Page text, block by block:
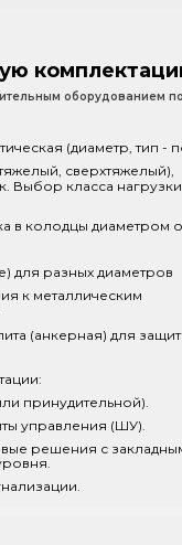
сверхтяжелый),
Выбор класса нагрузки
(диаметр, тип -
в колодцы диаметром
(анкерная) для
решения с
для разных диаметров
к металлическим
принудительной).
управления (ШУ).
оборудованием